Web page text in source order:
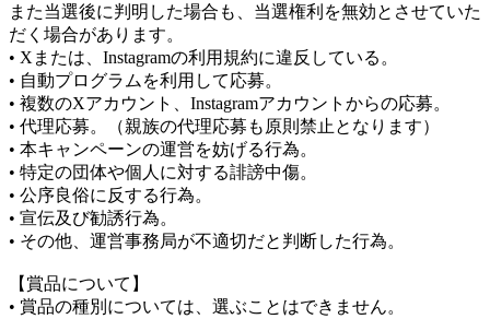
また当選後に判明した場合も、当選権利を無効とさせていた
だく場合があります。
• Xまたは、Instagramの利用規約に違反している。
• 自動プログラムを利用して応募。
• 複数のXアカウント、Instagramアカウントからの応募。
• 代理応募。（親族の代理応募も原則禁止となります）
• 本キャンペーンの運営を妨げる行為。
• 特定の団体や個人に対する誹謗中傷。
• 公序良俗に反する行為。
• 宣伝及び勧誘行為。
• その他、運営事務局が不適切だと判断した行為。
【賞品について】
• 賞品の種別については、選ぶことはできません。